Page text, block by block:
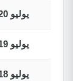
20 يوليو
19 يوليو
18 يوليو